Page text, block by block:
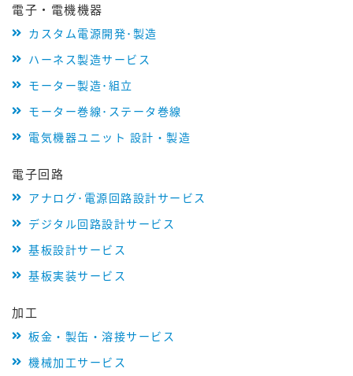
電子・電機機器
カスタム電源開発･製造
ハーネス製造サービス
モーター製造･組立
モーター巻線･ステータ巻線
電気機器ユニット 設計・製造
電子回路
アナログ･電源回路設計サービス
デジタル回路設計サービス
基板設計サービス
基板実装サービス
加工
板金・製缶・溶接サービス
機械加工サービス